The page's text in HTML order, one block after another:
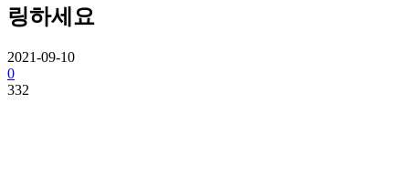
링하세요
2021-09-10
0
332